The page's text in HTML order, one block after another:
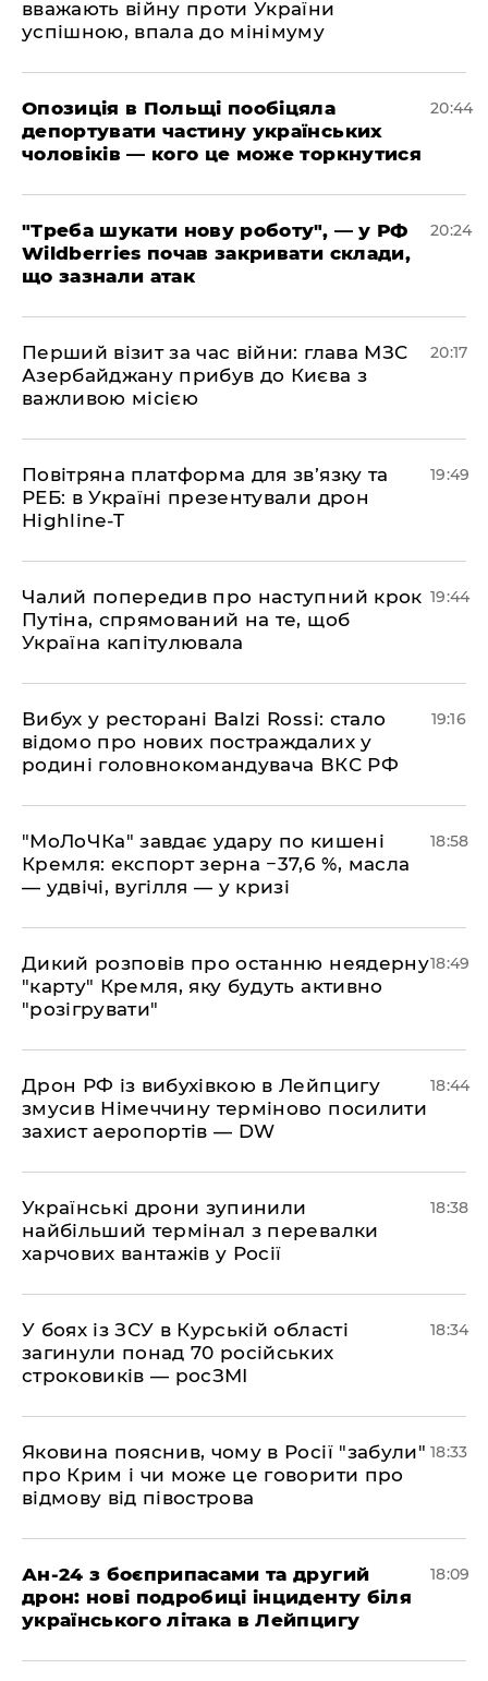
вважають війну проти України
успішною, впала до мінімуму
​Опозиція в Польщі пообіцяла
депортувати частину українських
чоловіків — кого це може торкнутися
20:44
​"Треба шукати нову роботу", — у РФ
Wildberries почав закривати склади,
що зазнали атак
20:24
​Перший візит за час війни: глава МЗС
Азербайджану прибув до Києва з
важливою місією
20:17
​Повітряна платформа для зв’язку та
РЕБ: в Україні презентували дрон
Highline-T
19:49
​Чалий попередив про наступний крок
Путіна, спрямований на те, щоб
Україна капітулювала
19:44
​Вибух у ресторані Balzi Rossi: стало
відомо про нових постраждалих у
родині головнокомандувача ВКС РФ
19:16
​"МоЛоЧКа" завдає удару по кишені
Кремля: експорт зерна −37,6 %, масла
— удвічі, вугілля — у кризі
18:58
​Дикий розповів про останню неядерну
"карту" Кремля, яку будуть активно
"розігрувати"
18:49
​Дрон РФ із вибухівкою в Лейпцигу
змусив Німеччину терміново посилити
захист аеропортів — DW
18:44
​Українські дрони зупинили
найбільший термінал з перевалки
харчових вантажів у Росії
18:38
​У боях із ЗСУ в Курській області
загинули понад 70 російських
строковиків — росЗМІ
18:34
​Яковина пояснив, чому в Росії "забули"
про Крим і чи може це говорити про
відмову від півострова
18:33
​Ан-24 з боєприпасами та другий
дрон: нові подробиці інциденту біля
українського літака в Лейпцигу
18:09